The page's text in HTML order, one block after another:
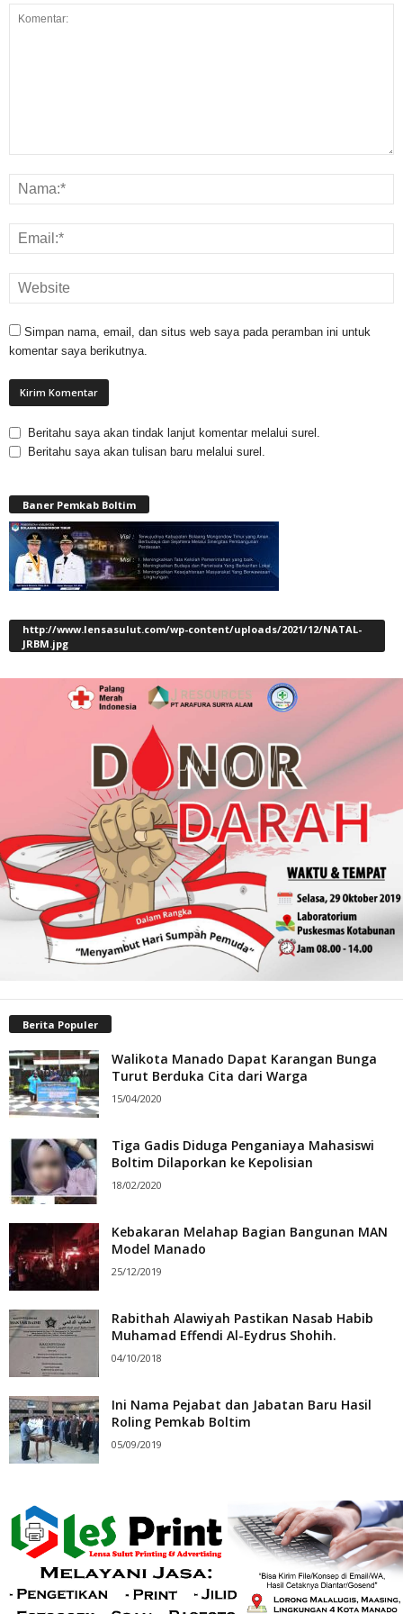
Simpan nama, email, dan situs web saya pada peramban ini untuk
komentar saya berikutnya.
Beritahu saya akan tindak lanjut komentar melalui surel.
Beritahu saya akan tulisan baru melalui surel.
Baner Pemkab Boltim
http://www.lensasulut.com/wp-content/uploads/2021/12/NATAL-
JRBM.jpg
Berita Populer
Walikota Manado Dapat Karangan Bunga
Turut Berduka Cita dari Warga
15/04/2020
Tiga Gadis Diduga Penganiaya Mahasiswi
Boltim Dilaporkan ke Kepolisian
18/02/2020
Kebakaran Melahap Bagian Bangunan MAN
Model Manado
25/12/2019
Rabithah Alawiyah Pastikan Nasab Habib
Muhamad Effendi Al-Eydrus Shohih.
04/10/2018
Ini Nama Pejabat dan Jabatan Baru Hasil
Roling Pemkab Boltim
05/09/2019